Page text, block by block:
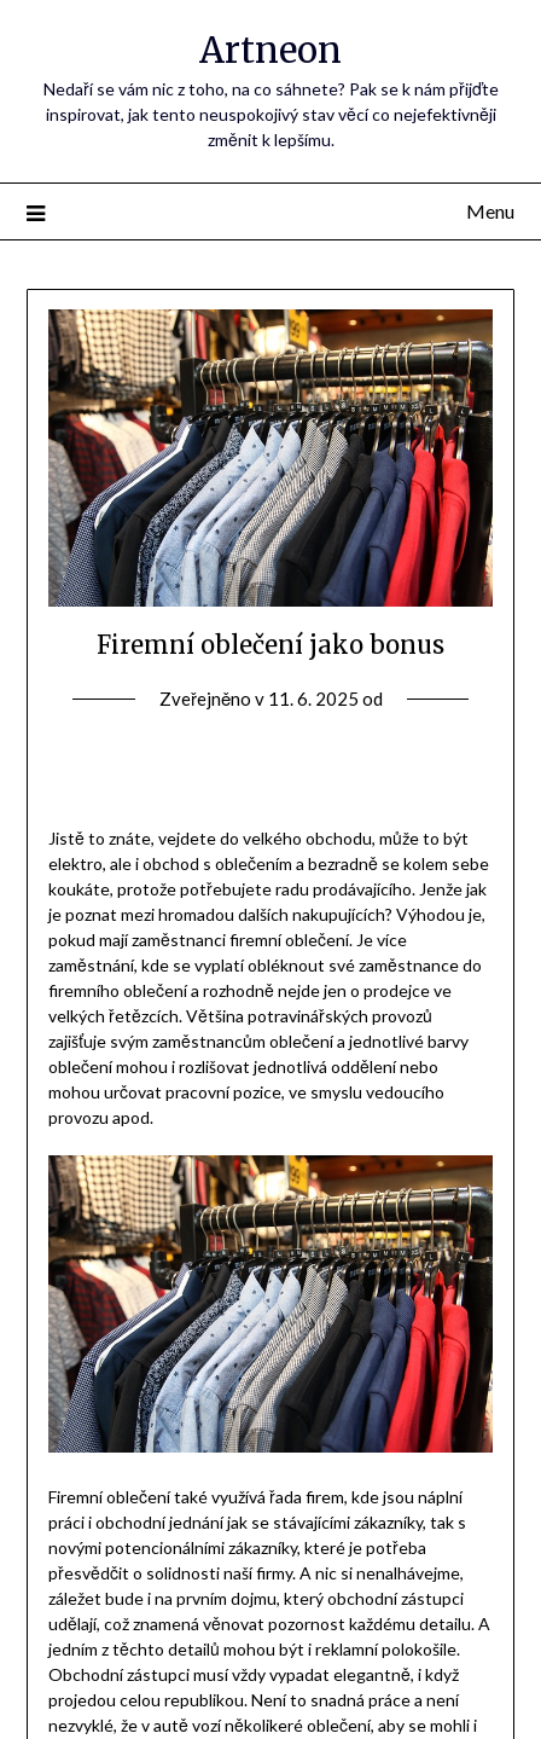
Artneon
Nedaří se vám nic z toho, na co sáhnete? Pak se k nám přijďte
inspirovat, jak tento neuspokojivý stav věcí co nejefektivněji
změnit k lepšímu.
Menu
Firemní oblečení jako bonus
Zveřejněno v 11. 6. 2025 od
Jistě to znáte, vejdete do velkého obchodu, může to být
elektro, ale i obchod s oblečením a bezradně se kolem sebe
koukáte, protože potřebujete radu prodávajícího. Jenže jak
je poznat mezi hromadou dalších nakupujících? Výhodou je,
pokud mají zaměstnanci firemní oblečení. Je více
zaměstnání, kde se vyplatí obléknout své zaměstnance do
firemního oblečení a rozhodně nejde jen o prodejce ve
velkých řetězcích. Většina potravinářských provozů
zajišťuje svým zaměstnancům oblečení a jednotlivé barvy
oblečení mohou i rozlišovat jednotlivá oddělení nebo
mohou určovat pracovní pozice, ve smyslu vedoucího
provozu apod.
Firemní oblečení také využívá řada firem, kde jsou náplní
práci i obchodní jednání jak se stávajícími zákazníky, tak s
novými potencionálními zákazníky, které je potřeba
přesvědčit o solidnosti naší firmy. A nic si nenalhávejme,
záležet bude i na prvním dojmu, který obchodní zástupci
udělají, což znamená věnovat pozornost každému detailu. A
jedním z těchto detailů mohou být i reklamní polokošile.
Obchodní zástupci musí vždy vypadat elegantně, i když
projedou celou republikou. Není to snadná práce a není
nezvyklé, že v autě vozí několikeré oblečení, aby se mohli i